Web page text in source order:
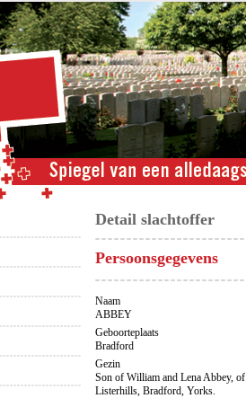
Detail slachtoffer
Persoonsgegevens
Naam
ABBEY
Geboorteplaats
Bradford
Gezin
Son of William and Lena Abbey,
Listerhills, Bradford, Yorks.